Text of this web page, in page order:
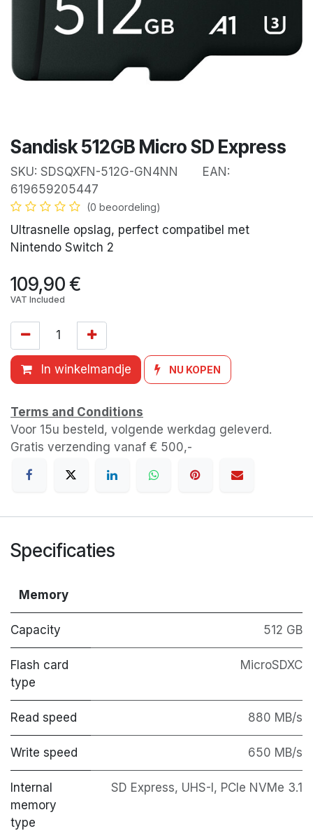
Sandisk 512GB Micro SD Express
SKU: SDSQXFN-512G-GN4NN EAN:
619659205447
(0 beoordeling)
Ultrasnelle opslag, perfect compatibel met
Nintendo Switch 2
109,90€
VAT Included
In winkelmandje NU KOPEN
Terms and Conditions
Voor 15u besteld, volgende werkdag geleverd.
Gratis verzending vanaf € 500,-
Specificaties
Memory
Capacity 512 GB
Flash card
type
MicroSDXC
Read speed 880 MB/s
Write speed 650 MB/s
Internal
memory
type
SD Express, UHS-I , PCIe NVMe 3.1